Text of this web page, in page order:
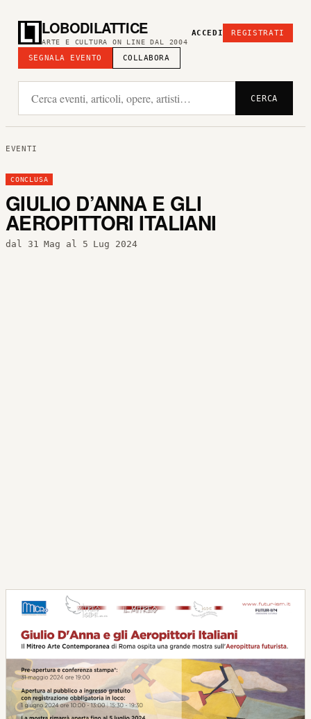
LOBODILATTICE
ARTE E CULTURA ON LINE DAL 2004
SEGNALA EVENTO COLLABORA
ACCEDI REGISTRATI
CERCA
EVENTI
CONCLUSA
GIULIO D’ANNA E GLI
AEROPITTORI ITALIANI
dal 31 Mag al 5 Lug 2024